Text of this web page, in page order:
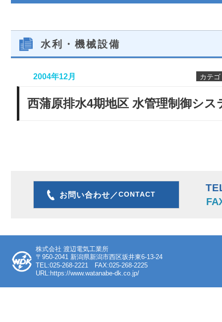
水利・機械設備
2004年12月 カテゴ
西蒲原排水4期地区 水管理制御シス
お問い合わせ／CONTACT
株式会社 渡辺電気工業所
〒950-2041 新潟県新潟市西区坂井東6-13-24
TEL:025-268-2221 FAX:025-268-2225
URL:https://www.watanabe-dk.co.jp/